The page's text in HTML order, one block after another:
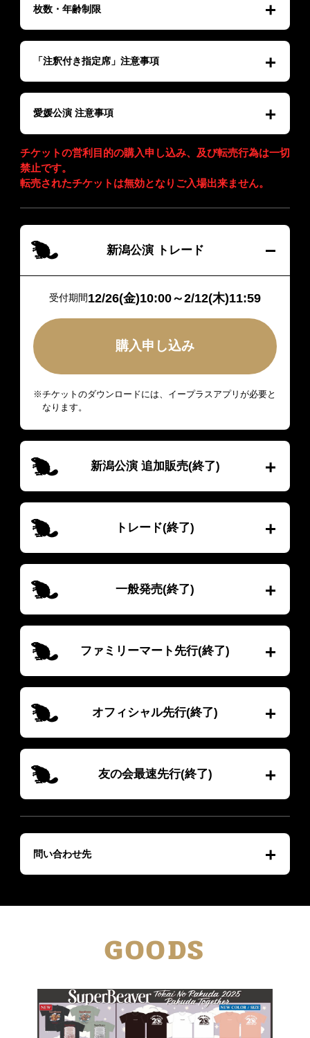
枚数・年齢制限
「注釈付き指定席」注意事項
愛媛公演 注意事項
チケットの営利目的の購入申し込み、及び転売行為は一切
禁止です。
転売されたチケットは無効となりご入場出来ません。
新潟公演 トレード
受付期間12/26(金)10:00～2/12(木)11:59
購入申し込み
※チケットのダウンロードには、イープラスアプリが必要と
なります。
新潟公演 追加販売(終了)
トレード(終了)
一般発売(終了)
ファミリーマート先行(終了)
オフィシャル先行(終了)
友の会最速先行(終了)
問い合わせ先
GOODS